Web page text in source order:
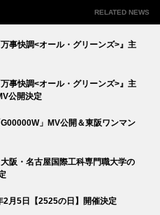
RELATED NEWS
事快調<オール・グリーンズ>』主
事快調<オール・グリーンズ>』主
公開決定
」MV公開＆東阪ワンマン
阪・名古屋国際工科専門職大学の
月5日【2525の日】開催決定